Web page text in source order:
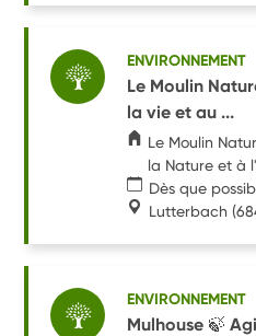
ENVIRONNEMENT
Le Moulin
la vie et au ...
Le Moulin
la Nature et à
Dès que
Lutterbach
ENVIRONNEMENT
Mulhouse 🍃